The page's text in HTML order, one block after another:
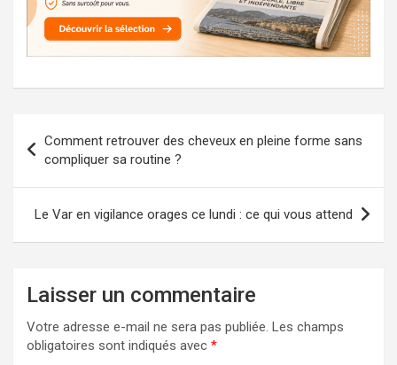
de
l’article
Comment retrouver des cheveux en pleine forme sans
compliquer sa routine ?
Le Var en vigilance orages ce lundi : ce qui vous attend
Laisser un commentaire
Votre adresse e-mail ne sera pas publiée. Les champs
obligatoires sont indiqués avec *